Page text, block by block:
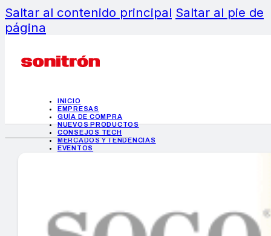
Saltar al contenido principal Saltar al pie de
página
INICIO
EMPRESAS
GUÍA DE COMPRA
NUEVOS PRODUCTOS
CONSEJOS TECH
MERCADOS Y TENDENCIAS
EVENTOS
INICIO